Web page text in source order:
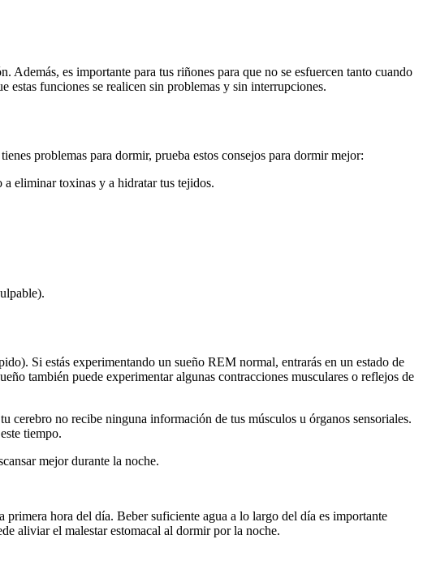
es importante para tus riñones para que no se esfuercen tanto cuando
estas funciones se realicen sin problemas y sin interrupciones.
problemas para dormir, prueba estos consejos para dormir mejor:
a eliminar toxinas y a hidratar tus tejidos.
Si estás experimentando un sueño REM normal, entrarás en un estado de
también puede experimentar algunas contracciones musculares o reflejos de
cerebro no recibe ninguna información de tus músculos u órganos sensoriales.
tiempo.
mejor durante la noche.
hora del día. Beber suficiente agua a lo largo del día es importante
aliviar el malestar estomacal al dormir por la noche.